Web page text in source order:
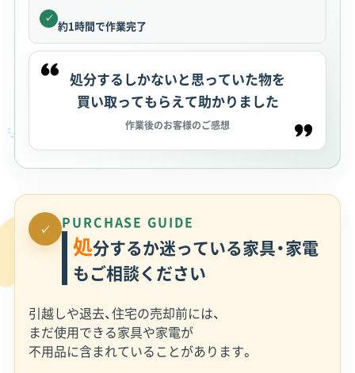
✓
約1時間で作業完了
処分するしかないと思っていた物を
買い取ってもらえて助かりました
作業後のお客様のご感想
✓ PURCHASE GUIDE
処分するか迷っている家具・家電
もご相談ください
引越しや退去、住宅の売却前には、
まだ使用できる家具や家電が
不用品に含まれていることがあります。